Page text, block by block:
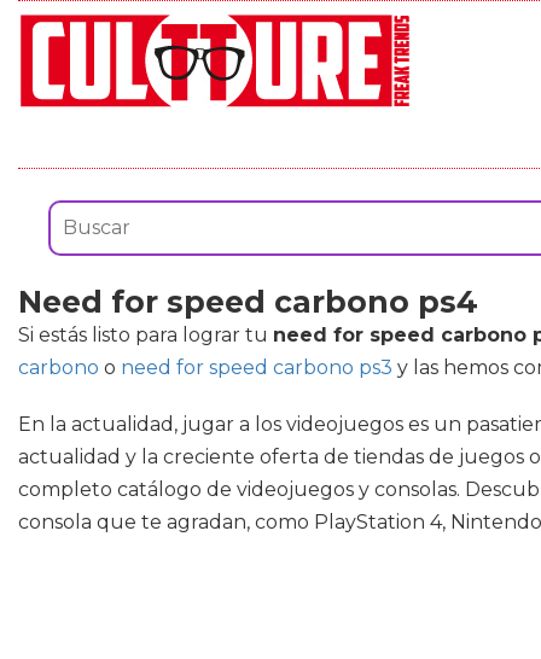
Need for speed carbono ps4
Si estás listo para lograr tu need for speed carbono
carbono o need for speed carbono ps3 y las hemos
En la actualidad, jugar a los videojuegos es un
actualidad y la creciente oferta de tiendas de juegos
completo catálogo de videojuegos y consolas.
consola que te agradan, como PlayStation 4,